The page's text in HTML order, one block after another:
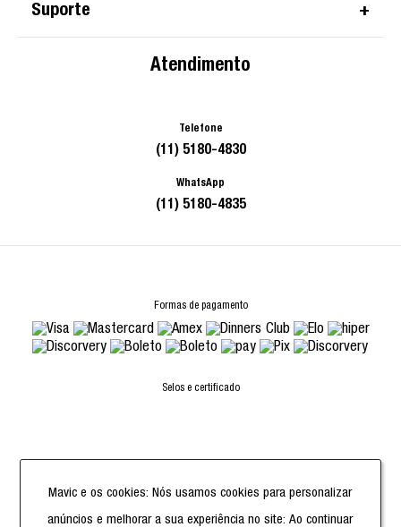
Suporte
Atendimento
Telefone
(11) 5180-4830
WhatsApp
(11) 5180-4835
Formas de pagamento
Selos e certificado
Powered by
Mavic e os cookies: Nós usamos cookies para personalizar
anúncios e melhorar a sua experiência no site: Ao continuar